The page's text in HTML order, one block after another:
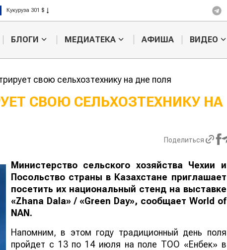
Рис 408 $
Пшеница 423 $
БЛОГИ МЕДИАТЕКА АФИША ВИДЕО
свою сельхозтехнику на дне поля
СВОЮ СЕЛЬХОЗТЕХНИКУ НА
Поделиться
Министерство сельского хозяйства Чехии и
Посольство страны в Казахстане приглашает
посетить их национальный стенд на выставке
«Zhana Dala» / «Green Day», сообщает World of
NAN.
Напомним, в этом году традиционный день поля
пройдет с 13 по 14 июля на поле ТОО «Енбек» в